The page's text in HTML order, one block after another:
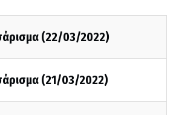
(22/03/2022)
(21/03/2022)